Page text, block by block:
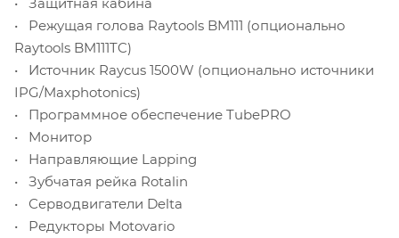
• Режущая голова Raytools BM111 (опционально
Raytools BM111TC)
• Источник Raycus 1500W (опционально источники
IPG/Maxphotonics)
• Программное обеспечение TubePRO
• Монитор
• Направляющие Lapping
• Зубчатая рейка Rotalin
• Серводвигатели Delta
• Редукторы Motovario